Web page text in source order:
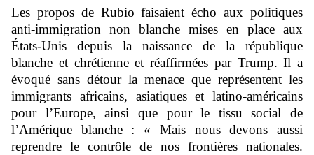
Les propos de Rubio faisaient écho aux politiques
anti-immigration non blanche mises en place aux
États-Unis depuis la naissance de la république
blanche et chrétienne et réaffirmées par Trump. Il a
évoqué sans détour la menace que représentent les
immigrants africains, asiatiques et latino-américains
pour l’Europe, ainsi que pour le tissu social de
l’Amérique blanche : « Mais nous devons aussi
reprendre le contrôle de nos frontières nationales.